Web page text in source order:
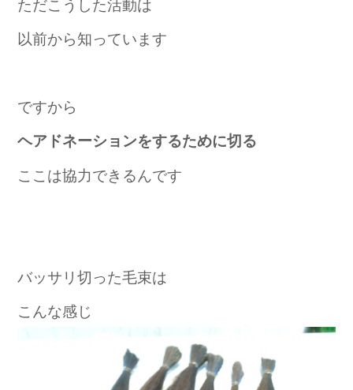
以前から知っています
ですから
ヘアドネーションをするために切る
ここは協力できるんです
バッサリ切った毛束は
こんな感じ